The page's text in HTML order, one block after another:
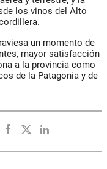
los vinos del Alto
un momento de
mayor satisfacción
a la provincia como
de la Patagonia y de